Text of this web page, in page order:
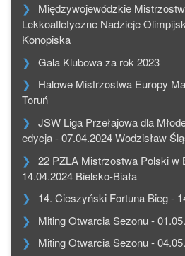
Międzywojewódzkie
Lekkoatletyczne Nadzieje
Konopiska
Gala Klubowa za rok 2023
Halowe Mistrzostwa Europy
Toruń
JSW Liga Przełajowa dla
edycja - 07.04.2024 Wodzisław
22 PZLA Mistrzostwa Polski w
14.04.2024 Bielsko-Biała
14. Cieszyński Fortuna Bieg -
Miting Otwarcia Sezonu -
Miting Otwarcia Sezonu -